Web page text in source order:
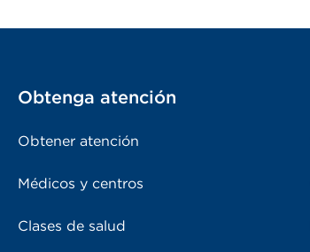
Obtenga atención
Obtener atención
Médicos y centros
Clases de salud